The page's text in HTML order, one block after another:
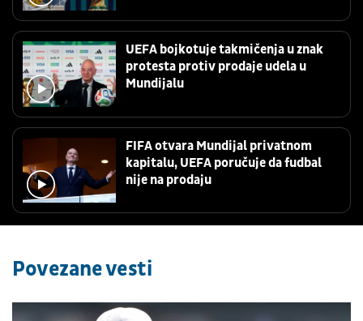
UEFA bojkotuje takmičenja u znak
protesta protiv prodaje udela u
Mundijalu
FIFA otvara Mundijal privatnom
kapitalu, UEFA poručuje da fudbal
nije na prodaju
Povezane vesti